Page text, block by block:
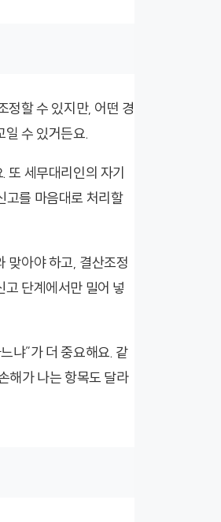
정할 수 있지만, 어떤 경
수 있거든요.
또 세무대리인의 자기
고를 마음대로 처리할
맞아야 하고, 결산조정
단계에서만 밀어 넣
냐”가 더 중요해요. 같
해가 나는 항목도 달라